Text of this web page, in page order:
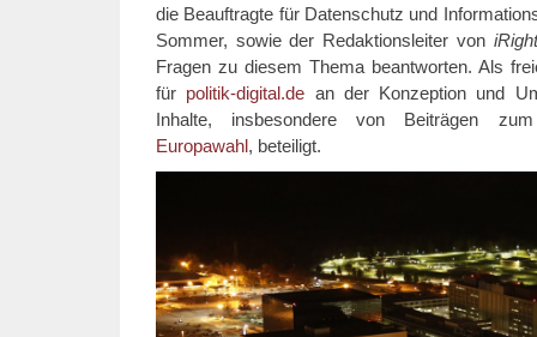
die Beauftragte für Datenschutz und
Sommer, sowie der Redaktionsleiter von
Fragen zu diesem Thema beantworten. Als
für politik-digital.de an der Konzeption und
Inhalte, insbesondere von Beiträgen
Europawahl, beteiligt.